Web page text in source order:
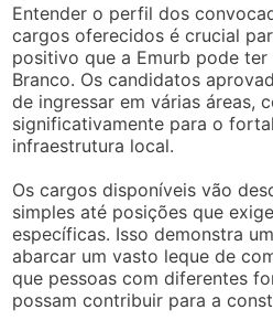
Entender o perfil dos
cargos oferecidos é crucial
positivo que a Emurb pode ter
Branco. Os candidatos
de ingressar em várias áreas,
significativamente para o
infraestrutura local.
Os cargos disponíveis vão
simples até posições que
específicas. Isso demonstra
abarcar um vasto leque de
que pessoas com diferentes
possam contribuir para a